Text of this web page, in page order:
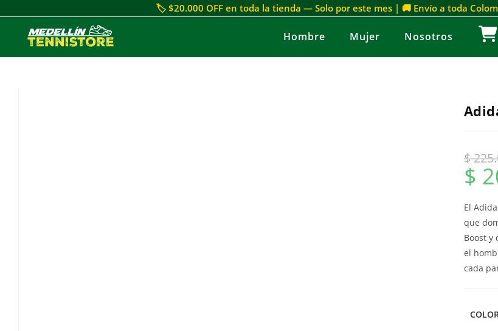
🏷 $20.000 OFF en toda la tienda — Solo por este mes | 🚚 Envío a toda
Hombre Mujer Nosotros
$
$
El
que
Boost y
el
cada